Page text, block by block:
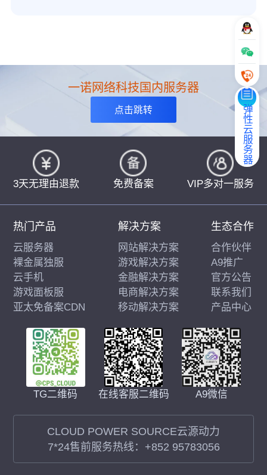
弹性云服务器
一诺网络科技国内服务器
点击跳转
3天无理由退款 免费备案 VIP多对一服务
TG二维码 在线客服二维码 A9微信
CLOUD POWER SOURCE云源动力
7*24售前服务热线： +852 95783056
热门产品
云服务器
裸金属独服
云手机
游戏面板服
亚太免备案CDN
解决方案
网站解决方案
游戏解决方案
金融解决方案
电商解决方案
移动解决方案
生态合作
合作伙伴
A9推广
官方公告
联系我们
产品中心